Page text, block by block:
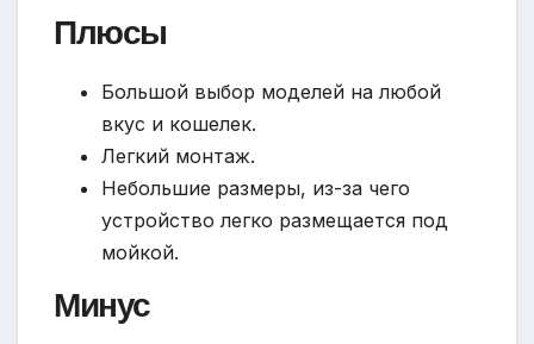
Плюсы
Большой выбор моделей на любой
вкус и кошелек.
Легкий монтаж.
Небольшие размеры, из-за чего
устройство легко размещается под
мойкой.
Минус